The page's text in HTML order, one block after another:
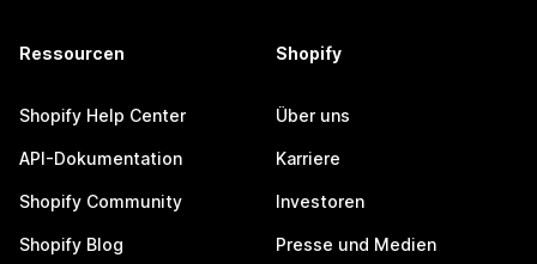
Ressourcen
Shopify Help Center
API-Dokumentation
Shopify Community
Shopify Blog
Shopify
Über uns
Karriere
Investoren
Presse und Medien